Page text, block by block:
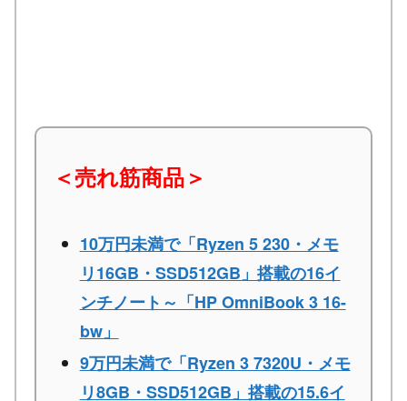
＜売れ筋商品＞
10万円未満で「Ryzen 5 230・メモ
リ16GB・SSD512GB」搭載の16イ
ンチノート～「HP OmniBook 3 16-
bw」
9万円未満で「Ryzen 3 7320U・メモ
リ8GB・SSD512GB」搭載の15.6イ